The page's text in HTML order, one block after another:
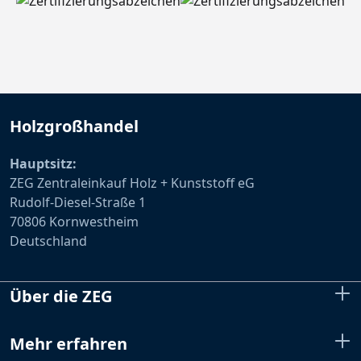
Holzgroßhandel
Hauptsitz:
ZEG Zentraleinkauf Holz + Kunststoff eG
Rudolf-Diesel-Straße 1
70806 Kornwestheim
Deutschland
Über die ZEG
Mehr erfahren